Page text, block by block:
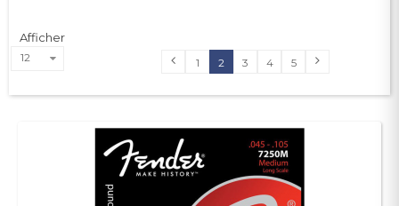
1 2 3 4 5
Afficher
12